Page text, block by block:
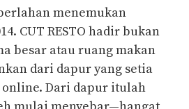
menemukan
CUT RESTO hadir bukan
besar atau ruang makan
dari dapur yang setia
Dari dapur itulah